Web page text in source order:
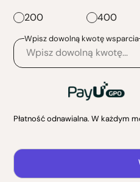
200
400
Wpisz dowolną kwotę wsparcia
Płatność odnawialna. W każdym